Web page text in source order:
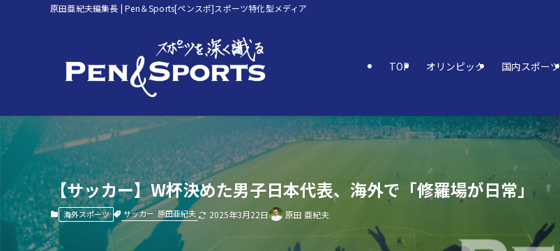
原田亜紀夫編集長 | Pen＆Sports[ペンスポ]スポーツ特化型メディア
TOP オリンピック 国内スポーツ
【サッカー】W杯決めた男子日本代表、海外で「修羅場が日常」
海外スポーツ サッカー 原田亜紀夫 2025年3月22日 原田 亜紀夫